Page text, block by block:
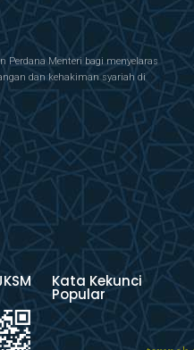
Perdana Menteri bagi menyelaras
dan kehakiman syariah di
Kata Kekunci
Popular